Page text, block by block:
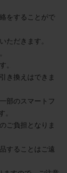
をすることがで
ただきます。
。
き換えはできま
部のスマートフ
。
ご負担となりま
することはご遠